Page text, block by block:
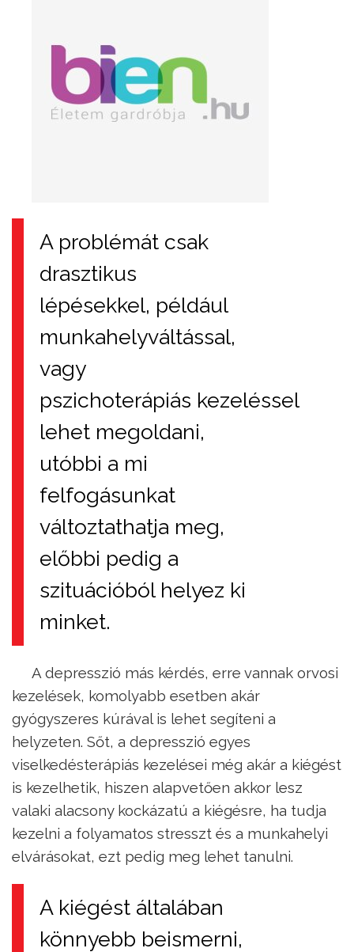
A problémát csak
drasztikus
lépésekkel, például
munkahelyváltással,
vagy
pszichoterápiás kezeléssel
lehet megoldani,
utóbbi a mi
felfogásunkat
változtathatja meg,
előbbi pedig a
szituációból helyez ki
minket.
A depresszió más kérdés, erre vannak orvosi
kezelések, komolyabb esetben akár
gyógyszeres kúrával is lehet segíteni a
helyzeten. Sőt, a depresszió egyes
viselkedésterápiás kezelései még akár a kiégést
is kezelhetik, hiszen alapvetően akkor lesz
valaki alacsony kockázatú a kiégésre, ha tudja
kezelni a folyamatos stresszt és a munkahelyi
elvárásokat, ezt pedig meg lehet tanulni.
A kiégést általában
könnyebb beismerni,